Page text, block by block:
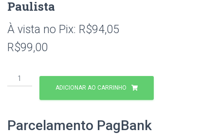
Paulista
À vista no Pix: R$94,05
R$99,00
ADICIONAR AO CARRINHO
Parcelamento PagBank